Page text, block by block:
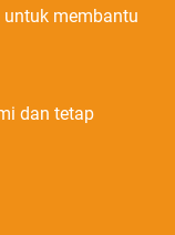
membantu
dan tetap